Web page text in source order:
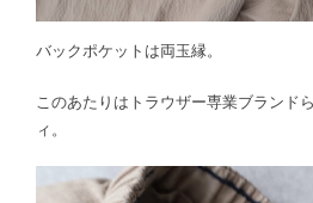
バックポケットは両玉縁。
このあたりはトラウザー専業ブランド
ィ。